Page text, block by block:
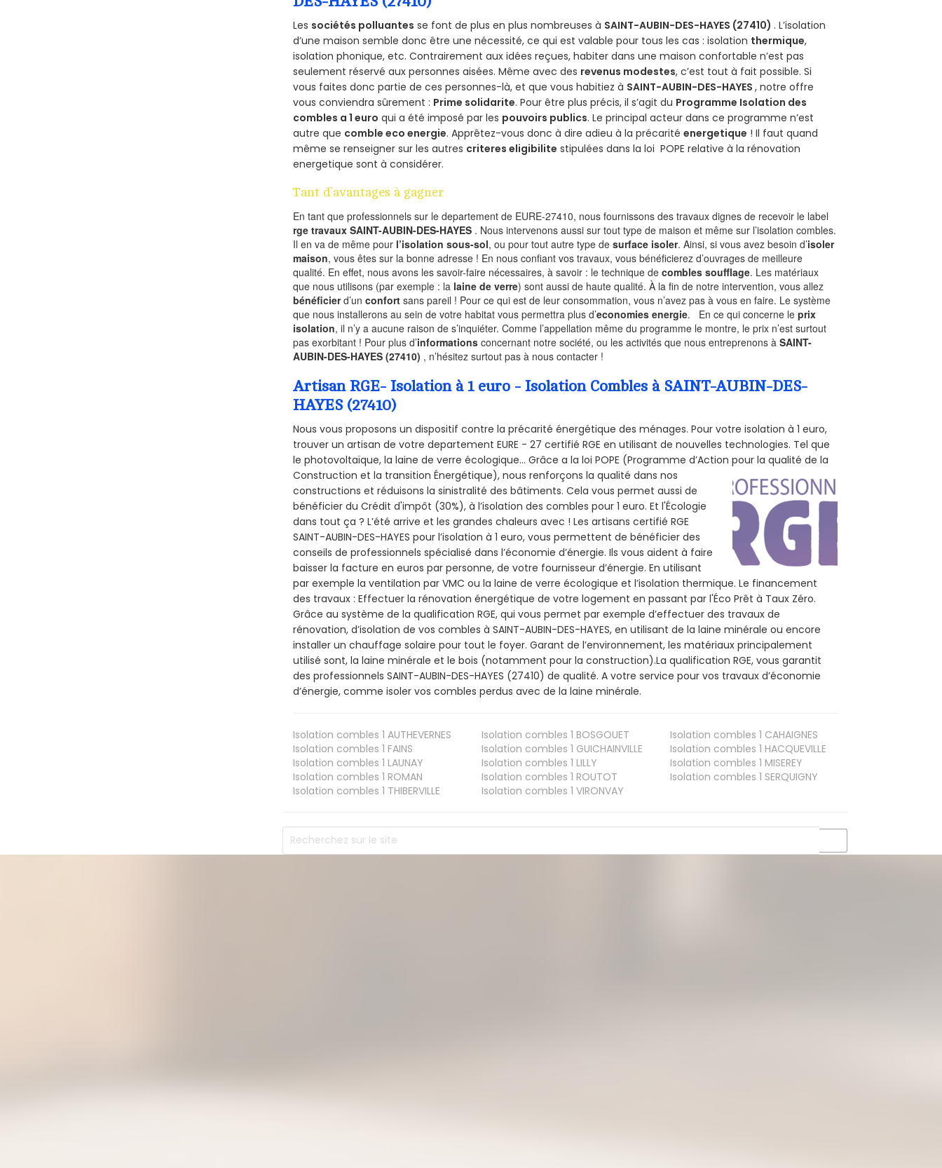
Les sociétés polluantes se font de plus en plus nombreuses à SAINT-AUBIN-DES-HAYES (27410) . L’isolation
d’une maison semble donc être une nécessité, ce qui est valable pour tous les cas : isolation thermique,
isolation phonique, etc. Contrairement aux idées reçues, habiter dans une maison confortable n’est pas
seulement réservé aux personnes aisées. Même avec des revenus modestes, c’est tout à fait possible. Si
vous faites donc partie de ces personnes-là, et que vous habitiez à SAINT-AUBIN-DES-HAYES, notre offre
vous conviendra sûrement : Prime solidarite. Pour être plus précis, il s’agit du Programme Isolation des
combles a 1 euro qui a été imposé par les pouvoirs publics. Le principal acteur dans ce programme n’est
autre que comble eco energie. Apprêtez-vous donc à dire adieu à la précaritéenergetique ! Il faut quand
même se renseigner sur les autres criteres eligibilite stipulées dans la loi POPE relative à la rénovation
energetique sont à considérer.
Tant d’avantages à gagner
En tant que professionnels sur le departement de EURE-27410, nous fournissons des travaux dignes de recevoir le label
rge travaux SAINT-AUBIN-DES-HAYES . Nous intervenons aussi sur tout type de maison et même sur l’isolation combles.
Il en va de même pour l’isolation sous-sol, ou pour tout autre type desurface isoler. Ainsi, si vous avez besoin d’isoler
maison, vous êtes sur la bonne adresse ! En nous confiant vos travaux, vous bénéficierez d’ouvrages de meilleure
qualité. En effet, nous avons les savoir-faire nécessaires, à savoir : le technique decombles soufflage. Les matériaux
que nous utilisons (par exemple : la laine de verre) sont aussi de haute qualité. À la fin de notre intervention, vous allez
bénéficierd’unconfort sans pareil ! Pour ce qui est de leur consommation, vous n’avez pas à vous en faire. Le système
que nous installerons au sein de votre habitat vous permettra plus d’economies energie. En ce qui concerne leprix
isolation, il n’y a aucune raison de s’inquiéter. Comme l’appellation même du programme le montre, le prix n’est surtout
pas exorbitant ! Pour plus d’informations concernant notre société, ou les activités que nous entreprenons àSAINT-
AUBIN-DES-HAYES (27410) , n’hésitez surtout pas à nous contacter !
Artisan RGE- Isolation à 1 euro - Isolation Combles à SAINT-AUBIN-DES-
HAYES (27410)
Nous vous proposons un dispositif contre la précarité énergétique des ménages. Pour votre isolation à 1 euro,
trouver un artisan de votre departement EURE - 27 certifié RGE en utilisant de nouvelles technologies. Tel que
le photovoltaïque, la laine de verre écologique... Grâce a la loi POPE (Programme d’Action pour la qualité de la
Construction et la transition Énergétique), nous renforçons la qualité dans nos
constructions et réduisons la sinistralité des bâtiments. Cela vous permet aussi de
bénéficier du Crédit d'impôt (30%), à l’isolation des combles pour 1 euro. Et l'Écologie
dans tout ça ? L’été arrive et les grandes chaleurs avec ! Les artisans certifié RGE
SAINT-AUBIN-DES-HAYES pour l’isolation à 1 euro, vous permettent de bénéficier des
conseils de professionnels spécialisé dans l’économie d’énergie. Ils vous aident à faire
baisser la facture en euros par personne, de votre fournisseur d’énergie. En utilisant
par exemple la ventilation par VMC ou la laine de verre écologique et l’isolation thermique. Le financement
des travaux : Effectuer la rénovation énergétique de votre logement en passant par l'Éco Prêt à Taux Zéro.
Grâce au système de la qualification RGE, qui vous permet par exemple d’effectuer des travaux de
rénovation, d’isolation de vos combles à SAINT-AUBIN-DES-HAYES, en utilisant de la laine minérale ou encore
installer un chauffage solaire pour tout le foyer. Garant de l’environnement, les matériaux principalement
utilisé sont, la laine minérale et le bois (notamment pour la construction).La qualification RGE, vous garantit
des professionnels SAINT-AUBIN-DES-HAYES (27410) de qualité. A votre service pour vos travaux d’économie
d’énergie, comme isoler vos combles perdus avec de la laine minérale.
Isolation combles 1 AUTHEVERNES Isolation combles 1 BOSGOUET Isolation combles 1 CAHAIGNES
Isolation combles 1 FAINS Isolation combles 1 GUICHAINVILLE Isolation combles 1 HACQUEVILLE
Isolation combles 1 LAUNAY Isolation combles 1 LILLY Isolation combles 1 MISEREY
Isolation combles 1 ROMAN Isolation combles 1 ROUTOT Isolation combles 1 SERQUIGNY
Isolation combles 1 THIBERVILLE Isolation combles 1 VIRONVAY